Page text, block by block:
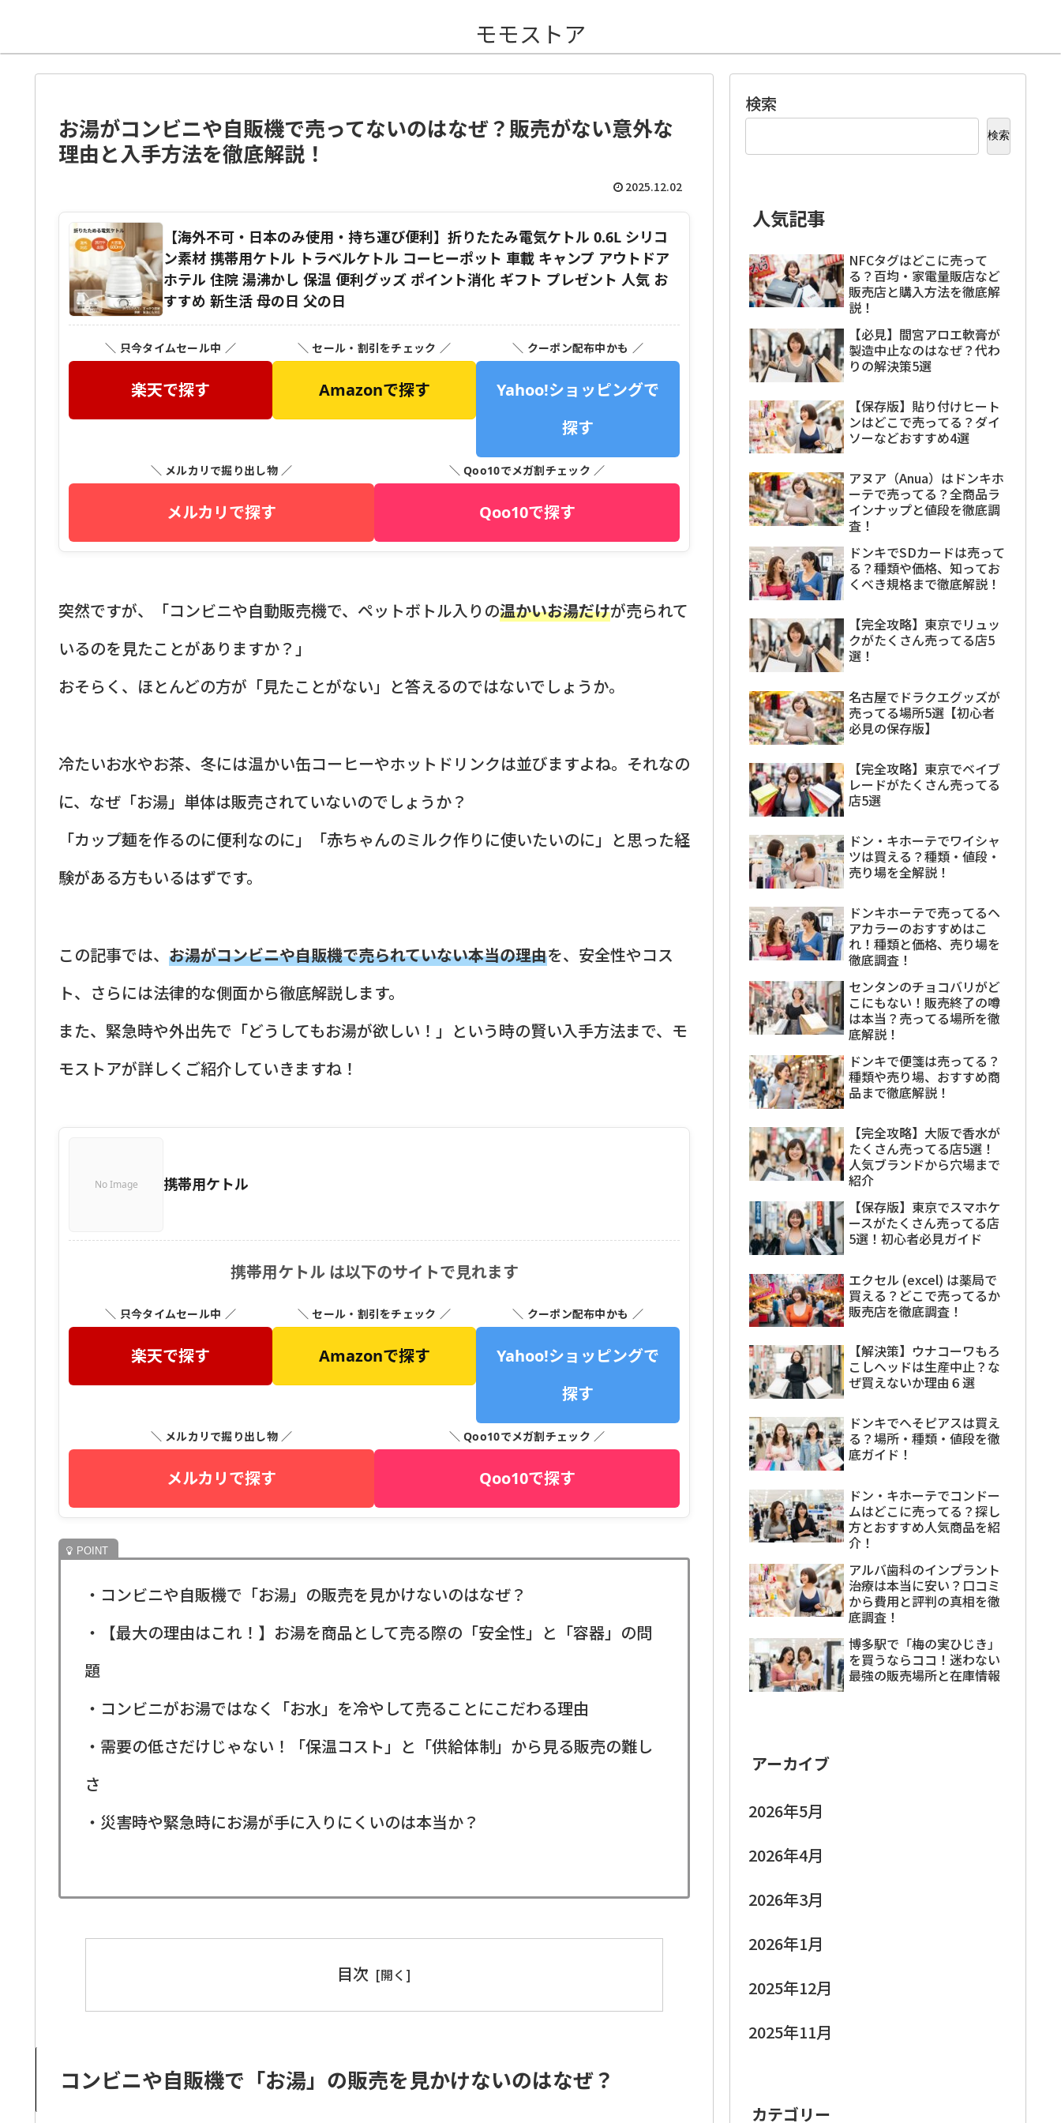
モモストア
お湯がコンビニや自販機で売ってないのはなぜ？販売がない意外な
理由と入手方法を徹底解説！
2025.12.02
【海外不可・日本のみ使用・持ち運び便利】折りたたみ電気ケトル 0.6L シリコ
ン素材 携帯用ケトル トラベルケトル コーヒーポット 車載 キャンプ アウトドア
ホテル 住院 湯沸かし 保温 便利グッズ ポイント消化 ギフト プレゼント 人気 お
すすめ 新生活 母の日 父の日
＼ 只今タイムセール中 ／
楽天で探す
＼ セール・割引をチェック ／
Amazonで探す
＼ クーポン配布中かも ／
Yahoo!ショッピングで
探す
＼ メルカリで掘り出し物 ／
メルカリで探す
＼ Qoo10でメガ割チェック ／
Qoo10で探す
突然ですが、「コンビニや自動販売機で、ペットボトル入りの温かいお湯だけが売られて
いるのを見たことがありますか？」
おそらく、ほとんどの方が「見たことがない」と答えるのではないでしょうか。
冷たいお水やお茶、冬には温かい缶コーヒーやホットドリンクは並びますよね。それなの
に、なぜ「お湯」単体は販売されていないのでしょうか？
「カップ麺を作るのに便利なのに」「赤ちゃんのミルク作りに使いたいのに」と思った経
験がある方もいるはずです。
この記事では、 お湯がコンビニや自販機で売られていない本当の理由を、安全性やコス
ト、さらには法律的な側面から徹底解説します。
また、緊急時や外出先で「どうしてもお湯が欲しい！」という時の賢い入手方法まで、モ
モストアが詳しくご紹介していきますね！
No Image 携帯用ケトル
携帯用ケトル は以下のサイトで見れます
＼ 只今タイムセール中 ／
楽天で探す
＼ セール・割引をチェック ／
Amazonで探す
＼ クーポン配布中かも ／
Yahoo!ショッピングで
探す
＼ メルカリで掘り出し物 ／
メルカリで探す
＼ Qoo10でメガ割チェック ／
Qoo10で探す
・コンビニや自販機で「お湯」の販売を見かけないのはなぜ？
・【最大の理由はこれ！】お湯を商品として売る際の「安全性」と「容器」の問
題
・コンビニがお湯ではなく「お水」を冷やして売ることにこだわる理由
・需要の低さだけじゃない！「保温コスト」と「供給体制」から見る販売の難し
さ
・災害時や緊急時にお湯が手に入りにくいのは本当か？
目次
コンビニや自販機で「お湯」の販売を見かけないのはなぜ？
検索
検索
人気記事
NFCタグはどこに売って
る？百均・家電量販店など
販売店と購入方法を徹底解
説！
【必見】間宮アロエ軟膏が
製造中止なのはなぜ？代わ
りの解決策5選
【保存版】貼り付けヒート
ンはどこで売ってる？ダイ
ソーなどおすすめ4選
アヌア（Anua）はドンキホ
ーテで売ってる？全商品ラ
インナップと値段を徹底調
査！
ドンキでSDカードは売って
る？種類や価格、知ってお
くべき規格まで徹底解説！
【完全攻略】東京でリュッ
クがたくさん売ってる店5
選！
名古屋でドラクエグッズが
売ってる場所5選【初心者
必見の保存版】
【完全攻略】東京でベイブ
レードがたくさん売ってる
店5選
ドン・キホーテでワイシャ
ツは買える？種類・値段・
売り場を全解説！
ドンキホーテで売ってるヘ
アカラーのおすすめはこ
れ！種類と価格、売り場を
徹底調査！
センタンのチョコバリがど
こにもない！販売終了の噂
は本当？売ってる場所を徹
底解説！
ドンキで便箋は売ってる？
種類や売り場、おすすめ商
品まで徹底解説！
【完全攻略】大阪で香水が
たくさん売ってる店5選！
人気ブランドから穴場まで
紹介
【保存版】東京でスマホケ
ースがたくさん売ってる店
5選！初心者必見ガイド
エクセル (excel) は薬局で
買える？どこで売ってるか
販売店を徹底調査！
【解決策】ウナコーワもろ
こしヘッドは生産中止？な
ぜ買えないか理由６選
ドンキでへそピアスは買え
る？場所・種類・値段を徹
底ガイド！
ドン・キホーテでコンドー
ムはどこに売ってる？探し
方とおすすめ人気商品を紹
介！
アルバ歯科のインプラント
治療は本当に安い？口コミ
から費用と評判の真相を徹
底調査！
博多駅で「梅の実ひじき」
を買うならココ！迷わない
最強の販売場所と在庫情報
アーカイブ
2026年5月
2026年4月
2026年3月
2026年1月
2025年12月
2025年11月
カテゴリー